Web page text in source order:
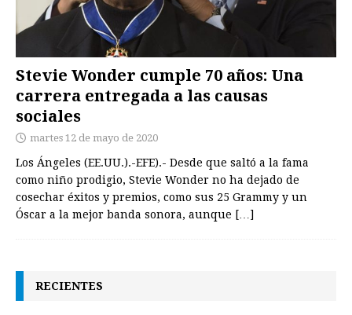
Stevie Wonder cumple 70 años: Una
carrera entregada a las causas
sociales
martes 12 de mayo de 2020
Los Ángeles (EE.UU.).-EFE).- Desde que saltó a la fama
como niño prodigio, Stevie Wonder no ha dejado de
cosechar éxitos y premios, como sus 25 Grammy y un
Óscar a la mejor banda sonora, aunque […]
RECIENTES